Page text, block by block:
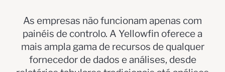
As empresas não funcionam apenas com
painéis de controlo. A Yellowfin oferece a
mais ampla gama de recursos de qualquer
fornecedor de dados e análises, desde